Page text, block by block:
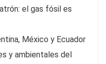
el gas fósil es
México y Ecuador
y ambientales del